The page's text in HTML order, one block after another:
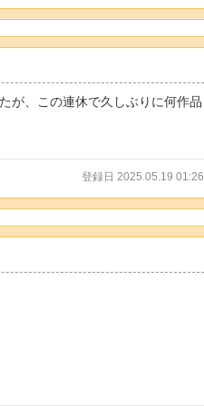
が、この連休で久しぶりに何作品
登録日 2025.05.19 01:26